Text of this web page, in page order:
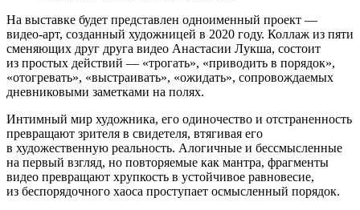
На выставке будет представлен одноименный проект —
видео-арт, созданный художницей в 2020 году. Коллаж из пяти
сменяющих друг друга видео Анастасии Лукша, состоит
из простых действий — «трогать», «приводить в порядок»,
«отогревать», «выстраивать», «ожидать», сопровождаемых
дневниковыми заметками на полях.
Интимный мир художника, его одиночество и отстраненность
превращают зрителя в свидетеля, втягивая его
в художественную реальность. Алогичные и бессмысленные
на первый взгляд, но повторяемые как мантра, фрагменты
видео превращают хрупкость в устойчивое равновесие,
из беспорядочного хаоса проступает осмысленный порядок.